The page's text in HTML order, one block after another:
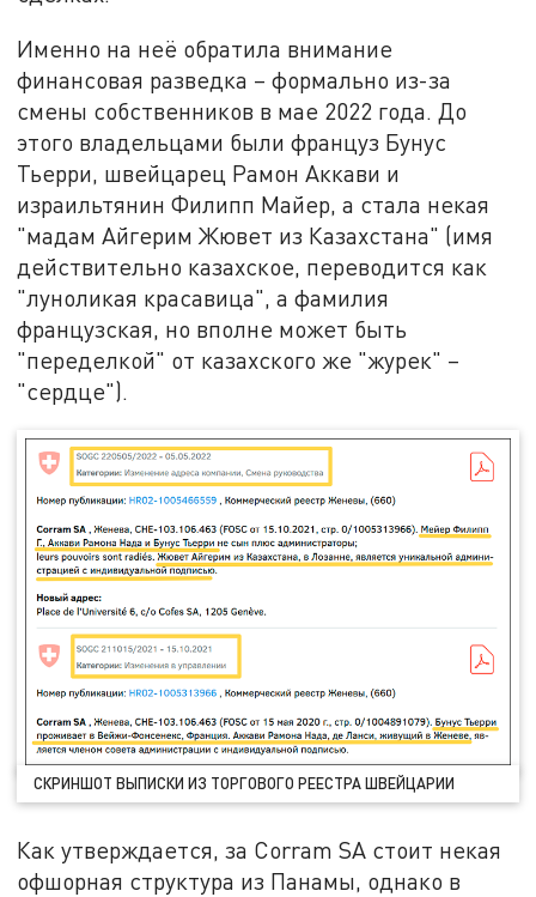
Именно на неё обратила внимание
финансовая разведка – формально из-за
смены собственников в мае 2022 года. До
этого владельцами были француз Бунус
Тьерри, швейцарец Рамон Аккави и
израильтянин Филипп Майер, а стала некая
"мадам Айгерим Жювет из Казахстана" (имя
действительно казахское, переводится как
"луноликая красавица", а фамилия
французская, но вполне может быть
"переделкой" от казахского же "журек" –
"сердце").
СКРИНШОТ ВЫПИСКИ ИЗ ТОРГОВОГО РЕЕСТРА ШВЕЙЦАРИИ
Как утверждается, за Corram SA стоит некая
офшорная структура из Панамы, однако в